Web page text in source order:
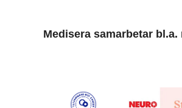
Medisera samarbetar